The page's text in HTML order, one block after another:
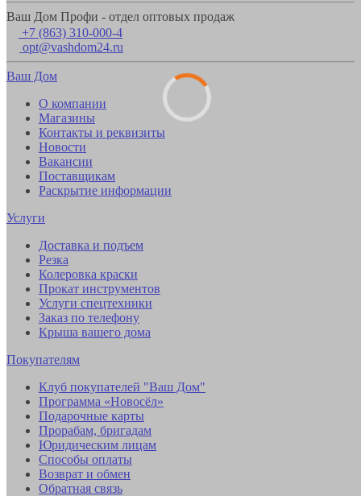
Ваш Дом Профи - отдел оптовых продаж
+7 (863) 310-000-4
opt@vashdom24.ru
Ваш Дом
О компании
Магазины
Контакты и реквизиты
Новости
Вакансии
Поставщикам
Раскрытие информации
Услуги
Доставка и подъем
Резка
Колеровка краски
Прокат инструментов
Услуги спецтехники
Заказ по телефону
Крыша вашего дома
Покупателям
Клуб покупателей "Ваш Дом"
Программа «Новосёл»
Подарочные карты
Прорабам, бригадам
Юридическим лицам
Способы оплаты
Возврат и обмен
Обратная связь